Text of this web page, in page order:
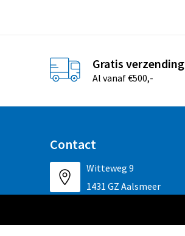
Gratis verzending
Al vanaf €500,-
Contact
Witteweg 9
1431 GZ Aalsmeer